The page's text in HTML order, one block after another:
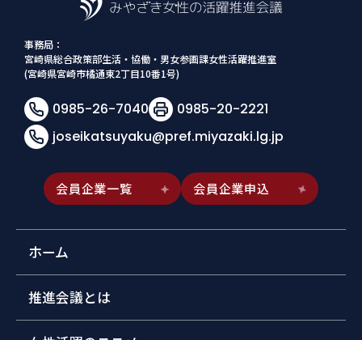
事務局：
宮崎県総合政策部生活・協働・男女参画課女性活躍推進室
(宮崎県宮崎市橘通東2丁目10番1号)
0985-26-7040
0985-20-2221
joseikatsuyaku@pref.miyazaki.lg.jp
会員企業一覧 会員企業申込
ホーム
推進会議とは